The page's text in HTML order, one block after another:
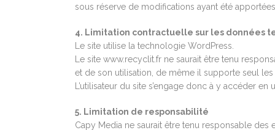
sous réserve de modifications ayant été
4. Limitation contractuelle sur les données
Le site utilise la technologie WordPress.
Le site www.recyclit.fr ne saurait être tenu
et de son utilisation, de même il supporte seul
L’utilisateur du site s’engage donc à y accéder
5. Limitation de responsabilité
Capy Media ne saurait être tenu responsable